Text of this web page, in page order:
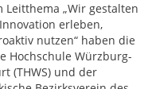
Leitthema „Wir gestalten
erleben,
nutzen“ haben die
Hochschule Würzburg-
(THWS) und der